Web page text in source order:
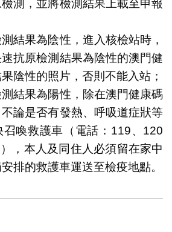
測，並將檢測結果上載至申報
結果為陰性，進入核檢站時，
抗原檢測結果為陰性的澳門健
陰性的照片，否則不能入站；
結果為陽性，除在澳門健康碼
論是否有發熱、呼吸道症狀等
召喚救護車（電話：119、120
，本人及同住人必須留在家中
排的救護車運送至檢疫地點。